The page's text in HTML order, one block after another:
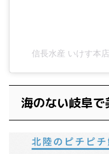
信長水産 いけす本
海のない岐阜で